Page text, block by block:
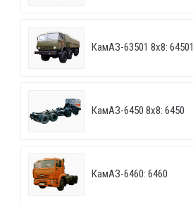
КамАЗ-63501 8х8: 64501
КамАЗ-6450 8х8: 6450
КамАЗ-6460: 6460